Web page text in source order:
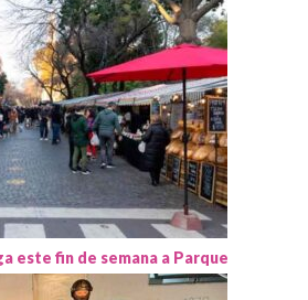
este fin de semana a Parque